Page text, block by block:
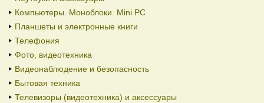
Компьютеры. Моноблоки. Mini PC
Планшеты и электронные книги
Телефония
Фото, видеотехника
Видеонаблюдение и безопасность
Бытовая техника
Телевизоры (видеотехника) и аксессуары